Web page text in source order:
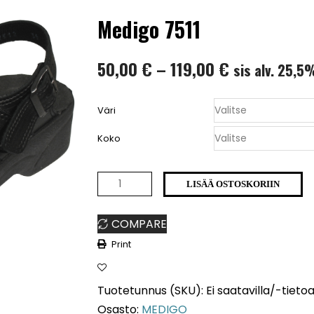
Medigo 7511
50,00 € –119,00 €
50,00 €
-
119,00 €
sis alv.
Väri
Koko
Medigo
määrä
LISÄÄ OSTOSKORIIN
COMPARE
Print
Tuotetunnus (SKU): Ei saatavilla/-tietoa
Osasto: MEDIGO